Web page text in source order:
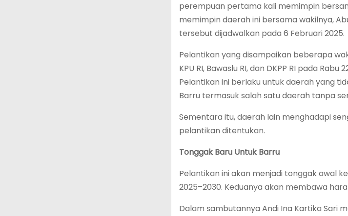
perempuan pertama kali memimpin
memimpin daerah ini bersama wakilnya,
tersebut dijadwalkan pada 6 Februari 2025.
Pelantikan yang disampaikan beberapa
KPU RI, Bawaslu RI, dan DKPP RI pada Rabu
Pelantikan ini berlaku untuk daerah yang
Barru termasuk salah satu daerah tanpa
Sementara itu, daerah lain menghadapi
pelantikan ditentukan.
Tonggak Baru Untuk Barru
Pelantikan ini akan menjadi tonggak awal
2025–2030. Keduanya akan membawa
Dalam sambutannya Andi Ina Kartika Sari